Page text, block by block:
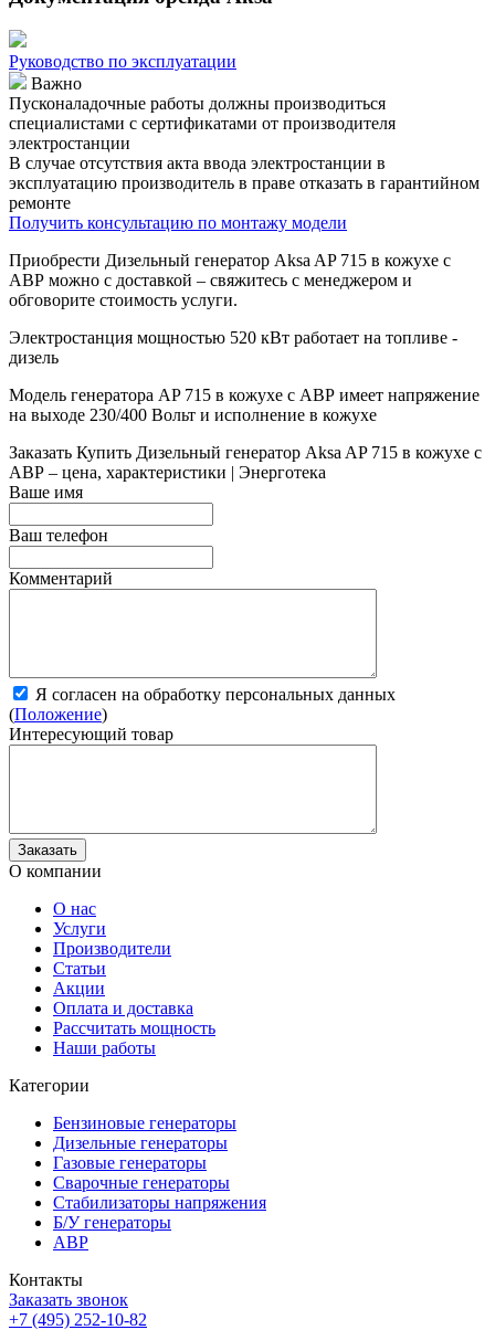
Руководство по эксплуатации
Важно
Пусконаладочные работы должны производиться
специалистами с сертификатами от производителя
электростанции
В случае отсутствия акта ввода электростанции в
эксплуатацию производитель в праве отказать в гарантийном
ремонте
Получить консультацию по монтажу модели
Приобрести Дизельный генератор Aksa AP 715 в кожухе с
АВР можно с доставкой – свяжитесь с менеджером и
обговорите стоимость услуги.
Электростанция мощностью 520 кВт работает на топливе -
дизель
Модель генератора AP 715 в кожухе с АВР имеет напряжение
на выходе 230/400 Вольт и исполнение в кожухе
Заказать Купить Дизельный генератор Aksa AP 715 в кожухе с
АВР – цена, характеристики | Энерготека
Ваше имя
Ваш телефон
Комментарий
Я согласен на обработку персональных данных
(Положение)
Интересующий товар
О компании
О нас
Услуги
Производители
Статьи
Акции
Оплата и доставка
Рассчитать мощность
Наши работы
Категории
Бензиновые генераторы
Дизельные генераторы
Газовые генераторы
Сварочные генераторы
Стабилизаторы напряжения
Б/У генераторы
АВР
Контакты
Заказать звонок
+7 (495) 252-10-82